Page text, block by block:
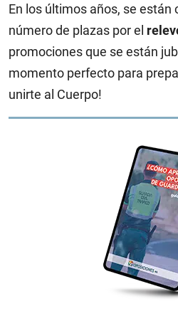
En los últimos años, se están
número de plazas por el
promociones que se están
momento perfecto para
unirte al Cuerpo!